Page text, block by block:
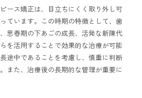
ース矯正は、目立ちにくく取り外し可
ています。この時期の特徴として、歯
思春期の下あごの成長、活発な新陳代
を活用することで効果的な治療が可能
途中であることを考慮し、慎重に判断
また、治療後の長期的な管理が重要に